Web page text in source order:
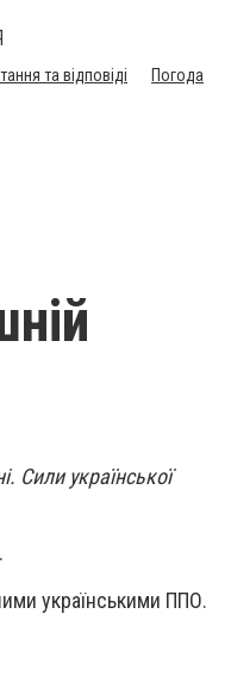
та відповіді
Погода
Сили української
українськими ППО.